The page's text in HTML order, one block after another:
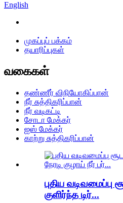
English
முகப்புப் பக்கம்
தயாரிப்புகள்
வகைகள்
தண்ணீர் விநியோகிப்பான்
நீர் சுத்திகரிப்பான்
நீர் வடிகட்டி
சோடா மேக்கர்
ஐஸ் மேக்கர்
காற்று சுத்திகரிப்பான்
புதிய வடிவமைப்பு
குளிர்ந்த டிர்...